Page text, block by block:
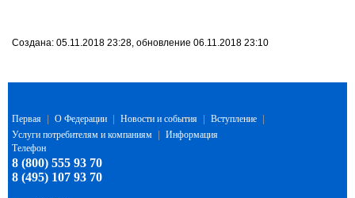
Создана: 05.11.2018 23:28, обновление 06.11.2018 23:10
Первая О Федерации Новости и события Вступление
Услуги потребителям и компаниям
Информация
Телефон
8 (800) 555 93 70
8 (495) 107 93 70